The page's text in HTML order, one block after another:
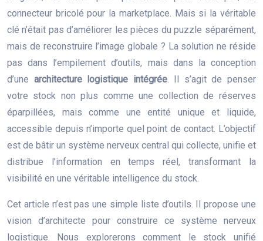
connecteur bricolé pour la marketplace. Mais si la véritable
clé n’était pas d’améliorer les pièces du puzzle séparément,
mais de reconstruire l’image globale ? La solution ne réside
pas dans l’empilement d’outils, mais dans la conception
d’une architecture logistique intégrée. Il s’agit de penser
votre stock non plus comme une collection de réserves
éparpillées, mais comme une entité unique et liquide,
accessible depuis n’importe quel point de contact. L’objectif
est de bâtir un système nerveux central qui collecte, unifie et
distribue l’information en temps réel, transformant la
visibilité en une véritable intelligence du stock.
Cet article n’est pas une simple liste d’outils. Il propose une
vision d’architecte pour construire ce système nerveux
logistique. Nous explorerons comment le stock unifié